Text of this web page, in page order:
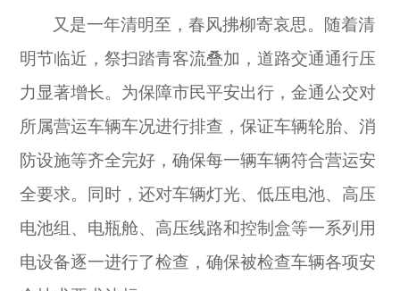
又是一年清明至，春风拂柳寄哀思。随着清
明节临近，祭扫踏青客流叠加，道路交通通行压
力 显著增长。为保障市民平安出行，金通公交对
所属营运车辆车况进行排查，保证车辆轮胎、消
防设施等齐全完好，确保每一辆车辆符合营运安
全要求。同时，还对车辆灯光、低压电池、高压
电池组、电瓶舱、高压线路和控制盒等一系列用
电设备逐一进行了检查，确保被检查车辆各项安